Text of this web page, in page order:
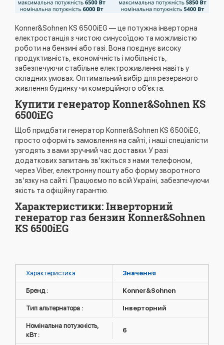
Konner&Sohnen KS 6500iEG — це потужна інверторна
електростанція з чистою синусоїдою та можливістю
роботи на бензині або газі. Вона поєднує високу
продуктивність, економічність і мобільність,
забезпечуючи стабільне електроживлення навіть у
складних умовах. Оптимальний вибір для резервного
живлення будинку чи комерційного об’єкта.
Купити генератор Konner&Sohnen KS
6500iEG
Щоб придбати генератор Konner&Sohnen KS 6500iEG,
просто оформіть замовлення на сайті, і наші спеціалісти
узгодять з вами зручний час доставки. У разі
додаткових запитань зв’яжіться з нами телефоном,
через Viber, електронну пошту або форму зворотного
зв’язку на сайті. Працюємо по всій Україні, забезпечуючи
якість та офіційну гарантію.
Характеристики: Інверторний
генератор газ бензин Konner&Sohnen
KS 6500iEG
Характеристика Значення
Бренд : Konner&Sohnen
Тип альтернатора : Інверторний
Номінальна потужність,
кВт :
6